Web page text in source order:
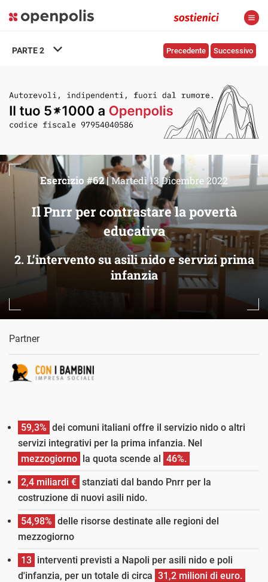
Precedente Successivo
PARTE2
Il Pnrr per contrastare la povertà
educativa
2. L’intervento su asili nido e servizi prima
infanzia
Esercizio #62 |Martedì 13 Dicembre 2022
Partner
59,3% dei comuni italiani offre il servizio nido o altri
servizi integrativi per la prima infanzia. Nel
mezzogiorno la quota scende al 46%.
2,4 miliardi € stanziati dal bando Pnrr per la
costruzione di nuovi asili nido.
54,98% delle risorse destinate alle regioni del
mezzogiorno
13 interventi previsti a Napoli per asili nido e poli
d'infanzia, per un totale di circa 31,2 milioni di euro.